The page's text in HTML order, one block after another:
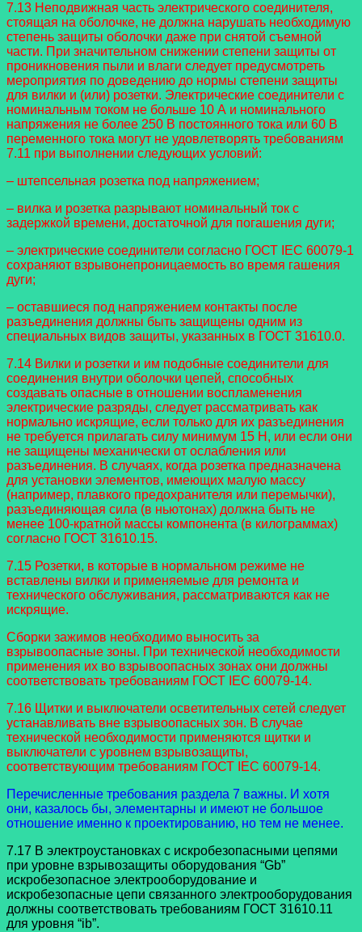
7.13 Неподвижная часть электрического соединителя,
стоящая на оболочке, не должна нарушать необходимую
степень защиты оболочки даже при снятой съемной
части. При значительном снижении степени защиты от
проникновения пыли и влаги следует предусмотреть
мероприятия по доведению до нормы степени защиты
для вилки и (или) розетки. Электрические соединители с
номинальным током не больше 10 А и номинального
напряжения не более 250 В постоянного тока или 60 В
переменного тока могут не удовлетворять требованиям
7.11 при выполнении следующих условий:
– штепсельная розетка под напряжением;
– вилка и розетка разрывают номинальный ток с
задержкой времени, достаточной для погашения дуги;
– электрические соединители согласно ГОСТ IEC 60079-1
сохраняют взрывонепроницаемость во время гашения
дуги;
– оставшиеся под напряжением контакты после
разъединения должны быть защищены одним из
специальных видов защиты, указанных в ГОСТ 31610.0.
7.14 Вилки и розетки и им подобные соединители для
соединения внутри оболочки цепей, способных
создавать опасные в отношении воспламенения
электрические разряды, следует рассматривать как
нормально искрящие, если только для их разъединения
не требуется прилагать силу минимум 15 Н, или если они
не защищены механически от ослабления или
разъединения. В случаях, когда розетка предназначена
для установки элементов, имеющих малую массу
(например, плавкого предохранителя или перемычки),
разъединяющая сила (в ньютонах) должна быть не
менее 100-кратной массы компонента (в килограммах)
согласно ГОСТ 31610.15.
7.15 Розетки, в которые в нормальном режиме не
вставлены вилки и применяемые для ремонта и
технического обслуживания, рассматриваются как не
искрящие.
Сборки зажимов необходимо выносить за
взрывоопасные зоны. При технической необходимости
применения их во взрывоопасных зонах они должны
соответствовать требованиям ГОСТ IEC 60079-14.
7.16 Щитки и выключатели осветительных сетей следует
устанавливать вне взрывоопасных зон. В случае
технической необходимости применяются щитки и
выключатели с уровнем взрывозащиты,
соответствующим требованиям ГОСТ IEC 60079-14.
Перечисленные требования раздела 7 важны. И хотя
они, казалось бы, элементарны и имеют не большое
отношение именно к проектированию, но тем не менее.
7.17 В электроустановках с искробезопасными цепями
при уровне взрывозащиты оборудования “Gb”
искробезопасное электрооборудование и
искробезопасные цепи связанного электрооборудования
должны соответствовать требованиям ГОСТ 31610.11
для уровня “ib”.